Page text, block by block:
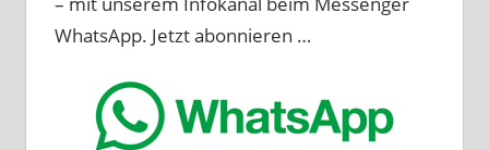
WhatsApp. Jetzt abonnieren …